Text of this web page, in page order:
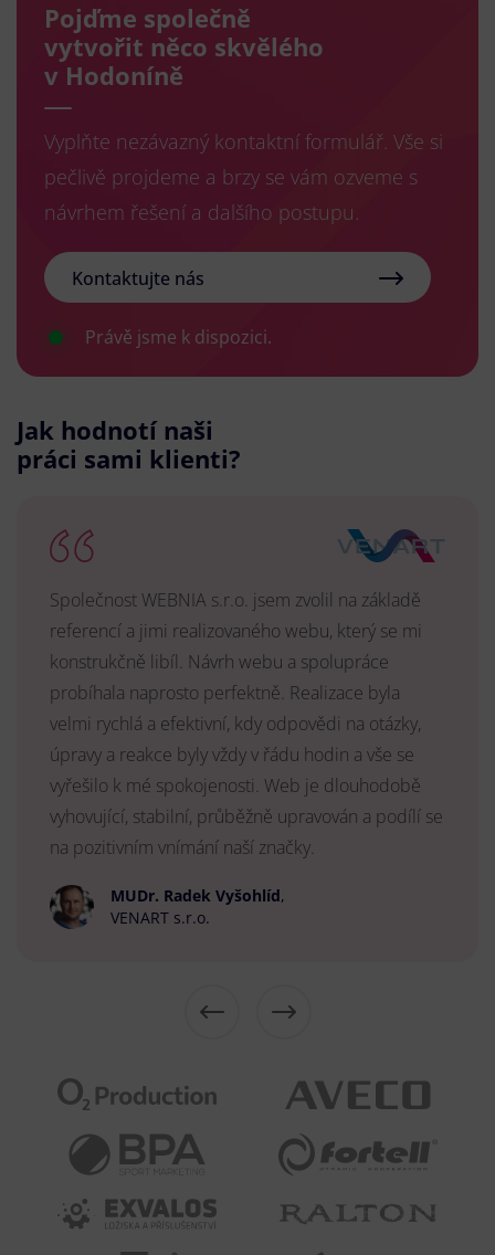
Pojďme společně
vytvořit něco skvělého
v Hodoníně
Vyplňte nezávazný kontaktní formulář. Vše si
pečlivě projdeme a brzy se vám ozveme s
návrhem řešení a dalšího postupu.
Kontaktujte nás
Právě jsme k dispozici.
Jak hodnotí naši
práci sami klienti?
Společnost WEBNIA s.r.o. jsem zvolil na základě
referencí a jimi realizovaného webu, který se mi
konstrukčně libíl. Návrh webu a spolupráce
probíhala naprosto perfektně. Realizace byla
velmi rychlá a efektivní, kdy odpovědi na otázky,
úpravy a reakce byly vždy v řádu hodin a vše se
vyřešilo k mé spokojenosti. Web je dlouhodobě
vyhovující, stabilní, průběžně upravován a podílí se
na pozitivním vnímání naší značky.
MUDr. Radek Vyšohlíd,
VENART s.r.o.